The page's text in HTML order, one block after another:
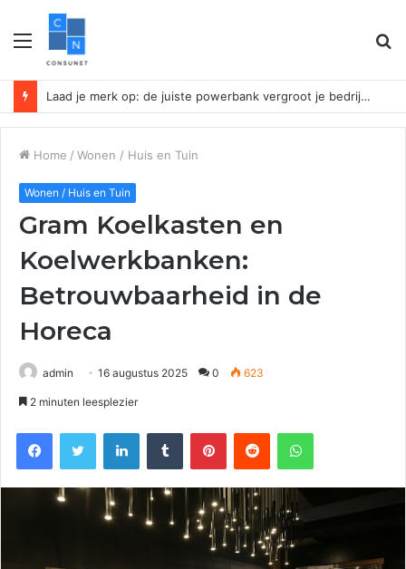
Menu
Laad je merk op: de juiste powerbank vergroot je bedrijfszichtbaarheid
Home / Wonen / Huis en Tuin
Wonen / Huis en Tuin
Gram Koelkasten en
Koelwerkbanken:
Betrouwbaarheid in de
Horeca
admin 16 augustus 2025 0 623
2 minuten leesplezier